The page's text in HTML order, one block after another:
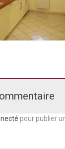
pour publier